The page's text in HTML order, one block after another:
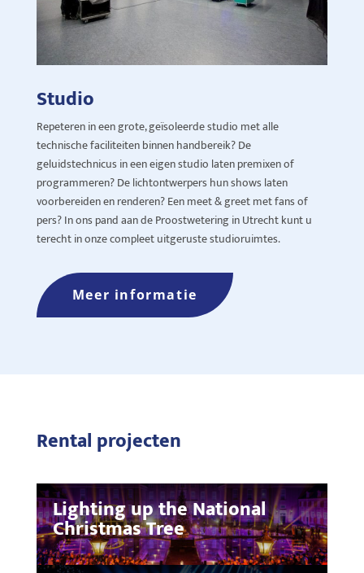
Studio
Repeteren in een grote, geïsoleerde studio met alle
technische faciliteiten binnen handbereik? De
geluidstechnicus in een eigen studio laten premixen of
programmeren? De lichtontwerpers hun shows laten
voorbereiden en renderen? Een meet &greetmet fans of
pers? In ons pand aan de Proostwetering in Utrecht kunt u
terecht in onze compleet uitgeruste studioruimtes.
Meer informatie
Rental projecten
Lighting up the National
Christmas Tree